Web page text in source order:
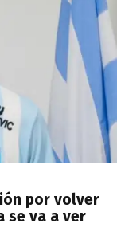
por volver
se va a ver